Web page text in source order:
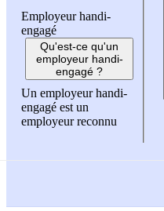
Employeur handi-
engagé
Qu'est-ce qu'un
employeur handi-
engagé ?
Un employeur handi-
engagé est un
employeur reconnu